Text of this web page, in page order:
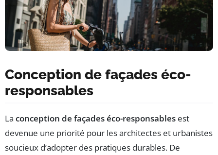
Conception de façades éco-
responsables
La conception de façades éco-responsables est
devenue une priorité pour les architectes et urbanistes
soucieux d’adopter des pratiques durables. De